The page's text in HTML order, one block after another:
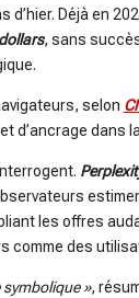
d’hier. Déjà en
, sans
selon
d’ancrage
les offres
comme des
symbolique »,